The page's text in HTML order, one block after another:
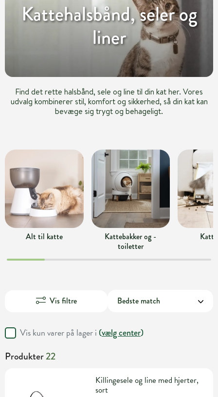
Kattehalsbånd, seler og
liner
Find det rette halsbånd, sele og line til din kat her. Vores
udvalg kombinerer stil, komfort og sikkerhed, så din kat kan
bevæge sig trygt og behageligt.
Alt til katte
Kattebakker og -
toiletter
Vis filtre
Vis kun varer på lager i (vælg center)
Produkter22
Killingesele og line med hjerter,
sort